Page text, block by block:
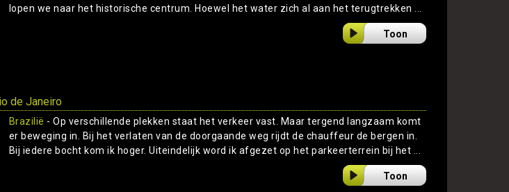
lopen we naar het historische centrum. Hoewel het water zich al aan het terugtrekken ...
Toon
de Janeiro
Brazilië - Op verschillende plekken staat het verkeer vast. Maar tergend langzaam komt
er beweging in. Bij het verlaten van de doorgaande weg rijdt de chauffeur de bergen in.
Bij iedere bocht kom ik hoger. Uiteindelijk word ik afgezet op het parkeerterrein bij het ...
Toon